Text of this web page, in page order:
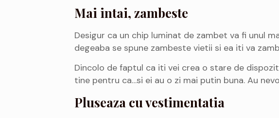
Mai intai, zambeste
Desigur ca un chip luminat de zambet va fi unul
degeaba se spune zambeste vietii si ea iti va
Dincolo de faptul ca iti vei crea o stare de
tine pentru ca…si ei au o zi mai putin buna. Au
Pluseaza cu vestimentatia